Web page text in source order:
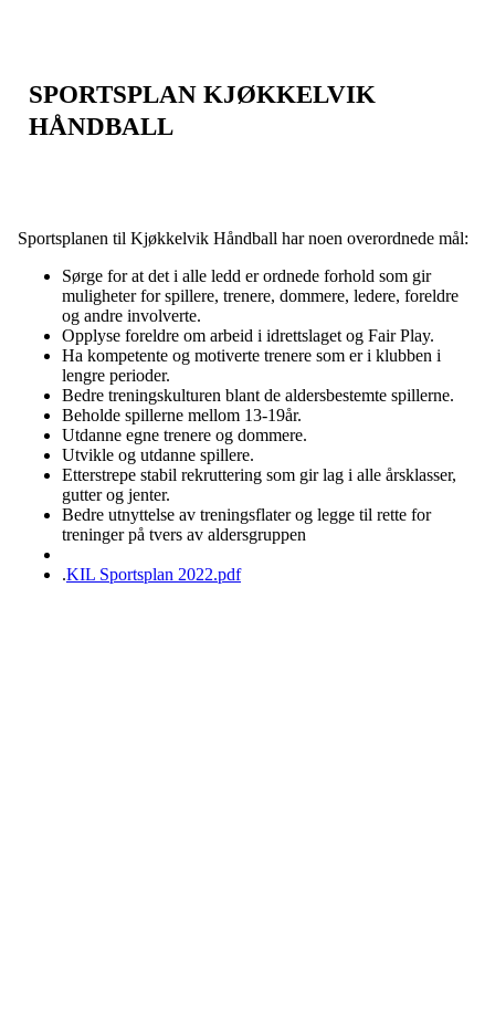
SPORTSPLAN KJØKKELVIK
HÅNDBALL
Sportsplanen til Kjøkkelvik Håndball har noen overordnede mål:
Sørge for at det i alle ledd er ordnede forhold som gir
muligheter for spillere, trenere, dommere, ledere, foreldre
og andre involverte.
Opplyse foreldre om arbeid i idrettslaget og Fair Play.
Ha kompetente og motiverte trenere som er i klubben i
lengre perioder.
Bedre treningskulturen blant de aldersbestemte spillerne.
Beholde spillerne mellom 13-19år.
Utdanne egne trenere og dommere.
Utvikle og utdanne spillere.
Etterstrepe stabil rekruttering som gir lag i alle årsklasser,
gutter og jenter.
Bedre utnyttelse av treningsflater og legge til rette for
treninger på tvers av aldersgruppen
.KIL Sportsplan 2022.pdf